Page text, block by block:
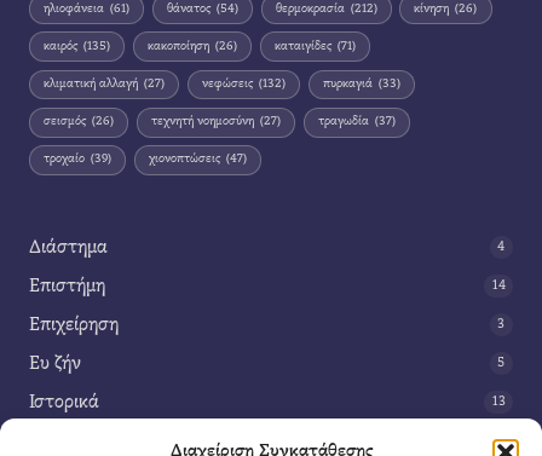
Διαχείριση Συγκατάθεσης
ηλιοφάνεια (61) θάνατος (54) θερμοκρασία (212) κίνηση (26)
καιρός (135) κακοποίηση (26) καταιγίδες (71)
κλιματική αλλαγή (27) νεφώσεις (132) πυρκαγιά (33)
σεισμός (26) τεχνητή νοημοσύνη (27) τραγωδία (37)
τροχαίο (39) χιονοπτώσεις (47)
Διάστημα 4
Επιστήμη 14
Επιχείρηση 3
Ευ ζήν 5
Ιστορικά 13
42